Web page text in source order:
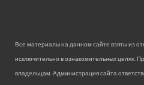
Все материалы на данном сайте взяты из
исключительно в ознакомительных целях.
владельцам. Администрация сайта